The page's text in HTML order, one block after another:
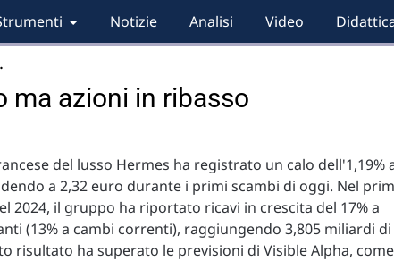
Notizie Analisi Video
ma azioni in ribasso
del lusso Hermes ha registrato un calo dell'1,19%
a 2,32 euro durante i primi scambi di oggi. Nel
2024, il gruppo ha riportato ricavi in crescita del 17% a
(13% a cambi correnti), raggiungendo 3,805 miliardi di
risultato ha superato le previsioni di Visible Alpha, come